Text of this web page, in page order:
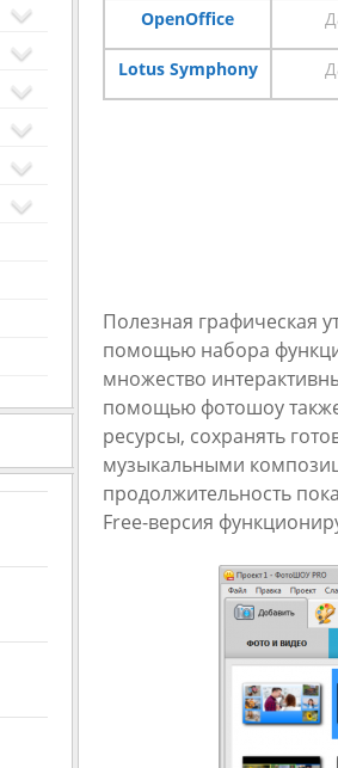
OpenOffice
Lotus Symphony
Полезная графическая
помощью набора
множество
помощью фотошоу также
ресурсы, сохранять
музыкальными
продолжительность
Free-версия